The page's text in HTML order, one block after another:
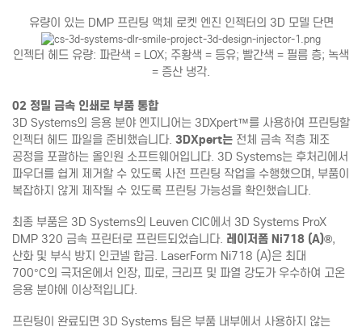
유량이 있는 DMP 프린팅 액체 로켓 엔진 인젝터의 3D 모델 단면
인젝터 헤드 유량: 파란색 = LOX; 주황색 = 등유; 빨간색 = 필름 층; 녹색
= 증산 냉각.
02 정밀 금속 인쇄로 부품 통합
3D Systems의 응용 분야 엔지니어는 3DXpert™를 사용하여 프린팅할
인젝터 헤드 파일을 준비했습니다. 3DXpert는 전체 금속 적층 제조
공정을 포괄하는 올인원 소프트웨어입니다. 3D Systems는 후처리에서
파우더를 쉽게 제거할 수 있도록 사전 프린팅 작업을 수행했으며, 부품이
복잡하지 않게 제작될 수 있도록 프린팅 가능성을 확인했습니다.
최종 부품은 3D Systems의 Leuven CIC에서 3D Systems ProX
DMP 320 금속 프린터로 프린트되었습니다. 레이저폼 Ni718 (A)®,
산화 및 부식 방지 인코넬 합금. LaserForm Ni718 (A)은 최대
700°C의 극저온에서 인장, 피로, 크리프 및 파열 강도가 우수하여 고온
응용 분야에 이상적입니다.
프린팅이 완료되면 3D Systems 팀은 부품 내부에서 사용하지 않는